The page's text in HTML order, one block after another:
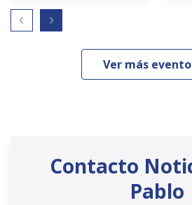
Ver más
Contacto
Pablo